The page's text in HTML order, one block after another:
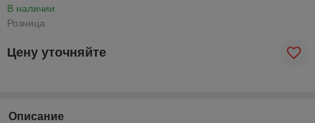
В наличии
Розница
Цену уточняйте
Описание